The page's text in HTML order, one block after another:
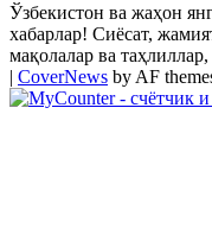
Ўзбекистон ва жаҳон
хабарлар! Сиёсат,
мақолалар ва
| CoverNews by AF